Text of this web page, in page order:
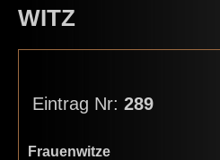
WITZ
Eintrag Nr: 289
Frauenwitze